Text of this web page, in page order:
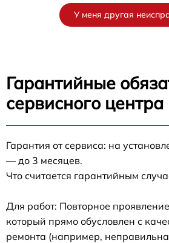
У меня другая
Гарантийные
сервисного
Гарантия от сервиса: на
— до 3 месяцев.
Что считается гарантийным
Для работ: Повторное
который прямо обусловлен с
ремонта (например,